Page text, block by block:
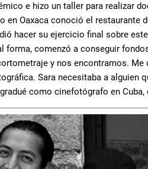
e hizo un taller para realizar
Oaxaca conoció el restaurante
hacer su ejercicio final sobre
forma, comenzó a conseguir
y nos encontramos.
Sara necesitaba a alguien
como cinefotógrafo en Cuba,